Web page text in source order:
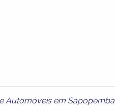
Automóveis em Sapopemba